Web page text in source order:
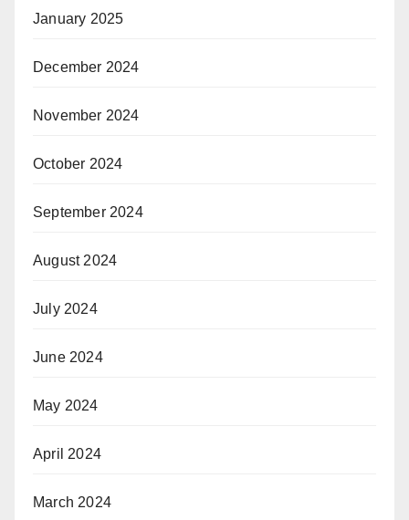
January 2025
December 2024
November 2024
October 2024
September 2024
August 2024
July 2024
June 2024
May 2024
April 2024
March 2024